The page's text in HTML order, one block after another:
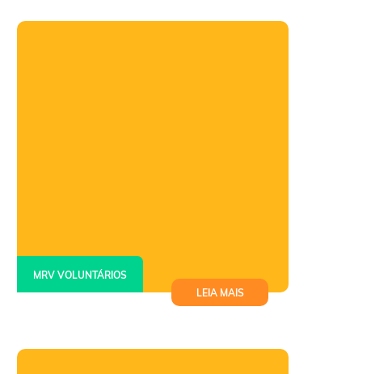
profissional para jovens em Belo
MRV VOLUNTÁRIOS
Horizonte
LEIA MAIS